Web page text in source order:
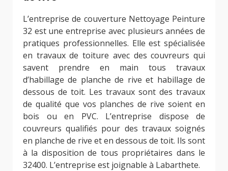
L’entreprise de couverture Nettoyage Peinture
32 est une entreprise avec plusieurs années de
pratiques professionnelles. Elle est spécialisée
en travaux de toiture avec des couvreurs qui
savent prendre en main tous travaux
d’habillage de planche de rive et habillage de
dessous de toit. Les travaux sont des travaux
de qualité que vos planches de rive soient en
bois ou en PVC. L’entreprise dispose de
couvreurs qualifiés pour des travaux soignés
en planche de rive et en dessous de toit. Ils sont
à la disposition de tous propriétaires dans le
32400. L’entreprise est joignable à Labarthete.